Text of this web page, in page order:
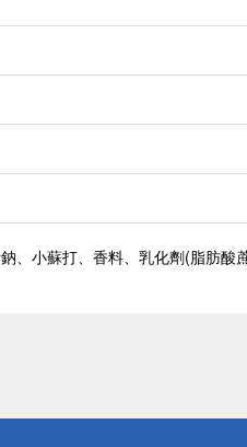
、小蘇打、香料、乳化劑(脂肪酸